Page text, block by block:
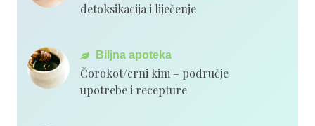
detoksikacija i liječenje
Biljna apoteka
Čorokot/crni kim – područje
upotrebe i recepture